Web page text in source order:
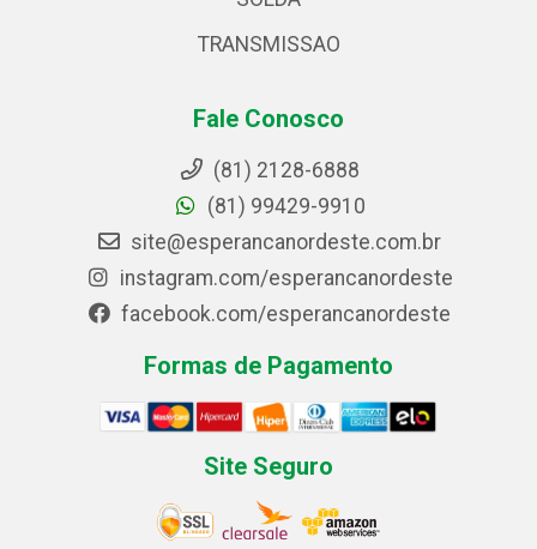
TRANSMISSAO
Fale Conosco
(81) 2128-6888
(81) 99429-9910
site@esperancanordeste.com.br
instagram.com/esperancanordeste
facebook.com/esperancanordeste
Formas de Pagamento
Site Seguro